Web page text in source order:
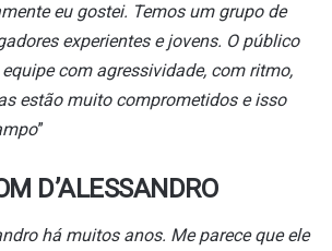
eu gostei. Temos um grupo de
experientes e jovens. O público
com agressividade, com ritmo,
estão muito comprometidos e isso
”
D’ALESSANDRO
há muitos anos. Me parece que ele